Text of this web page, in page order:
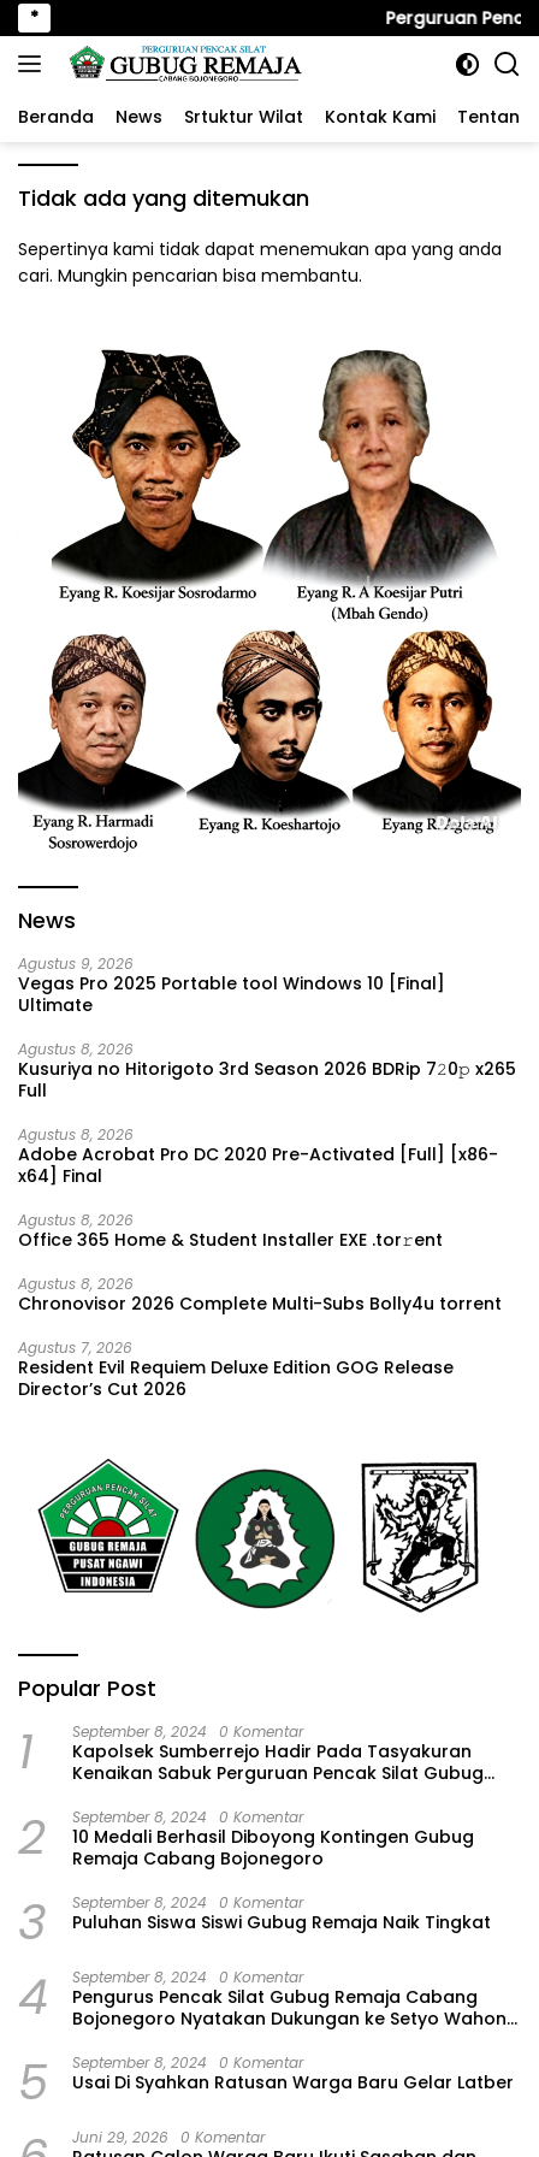
Langsung
ke
konten
* Perguruan
Beranda News Srtuktur Wilat Kontak Kami Tentang
Tidak ada yang ditemukan
Sepertinya kami tidak dapat menemukan apa yang anda
cari. Mungkin pencarian bisa membantu.
News
Agustus 9, 2026
Vegas Pro 2025 Portable tool Windows 10 [Final]
Ultimate
Agustus 8, 2026
Kusuriya no Hitorigoto 3rd Season 2026 BDRip 7𝟸0𝚙 x265
Full
Agustus 8, 2026
Adobe Acrobat Pro DC 2020 Pre-Activated [Full] [x86-
x64] Final
Agustus 8, 2026
Office 365 Home & Student Installer EXE .tor𝚛ent
Agustus 8, 2026
Chronovisor 2026 Complete Multi-Subs Bolly4u torrent
Agustus 7, 2026
Resident Evil Requiem Deluxe Edition GOG Release
Director’s Cut 2026
Popular Post
1 September 8, 2024 0 Komentar
Kapolsek Sumberrejo Hadir Pada Tasyakuran
Kenaikan Sabuk Perguruan Pencak Silat Gubug
2 September 8, 2024 0 Komentar
10 Medali Berhasil Diboyong Kontingen Gubug
Remaja Cabang Bojonegoro
3 September 8, 2024 0 Komentar
Puluhan Siswa Siswi Gubug Remaja Naik Tingkat
4 September 8, 2024 0 Komentar
Pengurus Pencak Silat Gubug Remaja Cabang
Bojonegoro Nyatakan Dukungan ke Setyo Wahono
5 September 8, 2024 0 Komentar
Usai Di Syahkan Ratusan Warga Baru Gelar Latber
Juni 29, 2026 0 Komentar